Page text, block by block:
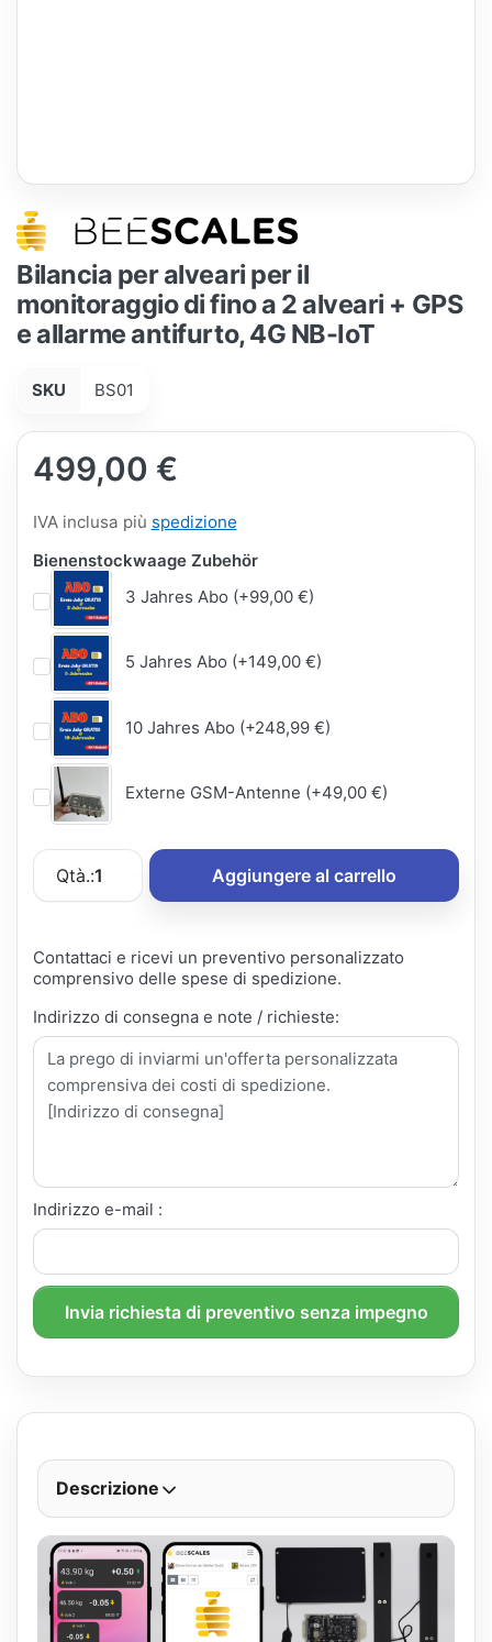
Bilancia per alveari per il
monitoraggio di fino a 2 alveari + GPS
e allarme antifurto, 4G NB-IoT
SKU BS01
499,00 €
IVA inclusa più spedizione
Bienenstockwaage Zubehör
3 Jahres Abo (+99,00 €)
5 Jahres Abo (+149,00 €)
10 Jahres Abo (+248,99 €)
Externe GSM-Antenne (+49,00 €)
Qtà.:1 Aggiungere al carrello
Contattaci e ricevi un preventivo personalizzato
comprensivo delle spese di spedizione.
Indirizzo di consegna e note / richieste:
Indirizzo e-mail :
Invia richiesta di preventivo senza impegno
Descrizione